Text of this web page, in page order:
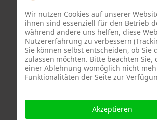
Eric Schaftlein.
aus den Niederlanden:
Dorrety Brookhuis,Natalia Dik
EekhoutundHenny
aus Deutschland:
Salomé Herbst,Andrea
Lanzl,Heidrun MalComes,
Guntram Prochaska
Wir nutzen Cookies auf unserer
ihnen sind essenziell für den Betrieb
während andere uns helfen, diese
Nutzererfahrung zu verbessern
Sie können selbst entscheiden, ob Sie
zulassen möchten. Bitte beachten Sie,
einer Ablehnung womöglich nicht
Funktionalitäten der Seite zur
Akzeptieren